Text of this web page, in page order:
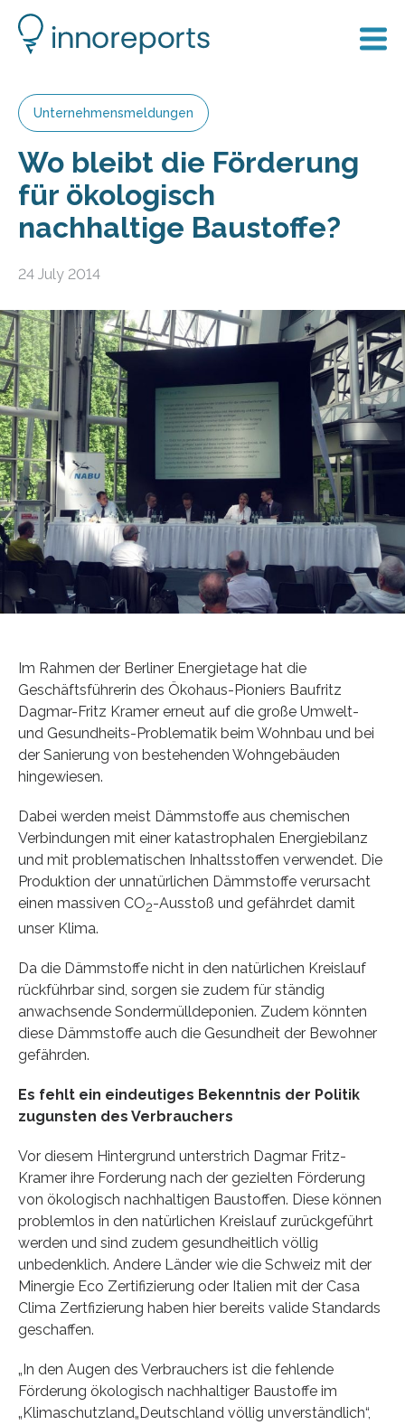
Unternehmensmeldungen
Wo bleibt die Förderung
für ökologisch
nachhaltige Baustoffe?
24 July 2014
Im Rahmen der Berliner Energietage hat die
Geschäftsführerin des Ökohaus-Pioniers Baufritz
Dagmar-Fritz Kramer erneut auf die große Umwelt-
und Gesundheits-Problematik beim Wohnbau und bei
der Sanierung von bestehenden Wohngebäuden
hingewiesen.
Dabei werden meist Dämmstoffe aus chemischen
Verbindungen mit einer katastrophalen Energiebilanz
und mit problematischen Inhaltsstoffen verwendet. Die
Produktion der unnatürlichen Dämmstoffe verursacht
einen massiven CO2-Ausstoß und gefährdet damit
unser Klima.
Da die Dämmstoffe nicht in den natürlichen Kreislauf
rückführbar sind, sorgen sie zudem für ständig
anwachsende Sondermülldeponien. Zudem könnten
diese Dämmstoffe auch die Gesundheit der Bewohner
gefährden.
Es fehlt ein eindeutiges Bekenntnis der Politik
zugunsten des Verbrauchers
Vor diesem Hintergrund unterstrich Dagmar Fritz-
Kramer ihre Forderung nach der gezielten Förderung
von ökologisch nachhaltigen Baustoffen. Diese können
problemlos in den natürlichen Kreislauf zurückgeführt
werden und sind zudem gesundheitlich völlig
unbedenklich. Andere Länder wie die Schweiz mit der
Minergie Eco Zertifizierung oder Italien mit der Casa
Clima Zertfizierung haben hier bereits valide Standards
geschaffen.
„In den Augen des Verbrauchers ist die fehlende
Förderung ökologisch nachhaltiger Baustoffe im
„Klimaschutzland„Deutschland völlig unverständlich“,